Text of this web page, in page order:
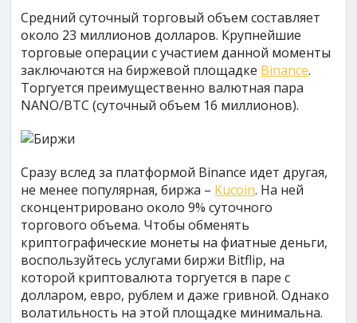
Средний суточный торговый объем составляет
около 23 миллионов долларов. Крупнейшие
торговые операции с участием данной моменты
заключаются на биржевой площадке Binance.
Торгуется преимущественно валютная пара
NANO/BTC (суточный объем 16 миллионов).
Сразу вслед за платформой Binance идет другая,
не менее популярная, биржа – Kucoin. На ней
сконцентрировано около 9% суточного
торгового объема. Чтобы обменять
криптографические монеты на фиатные деньги,
воспользуйтесь услугами биржи Bitflip, на
которой криптовалюта торгуется в паре с
долларом, евро, рублем и даже гривной. Однако
волатильность на этой площадке минимальна.